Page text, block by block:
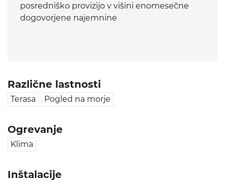
posredniško provizijo v višini enomesečne
dogovorjene najemnine
Različne lastnosti
Terasa Pogled na morje
Ogrevanje
Klima
Inštalacije